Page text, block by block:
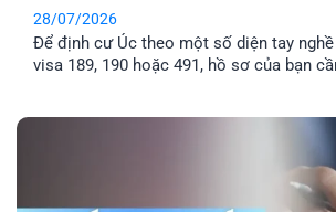
28/07/2026
Để định cư Úc theo một số diện tay
visa 189, 190 hoặc 491, hồ sơ của bạn